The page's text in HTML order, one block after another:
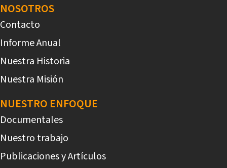
NOSOTROS
Contacto
Informe Anual
Nuestra Historia
Nuestra Misión
NUESTRO ENFOQUE
Documentales
Nuestro trabajo
Publicaciones y Artículos